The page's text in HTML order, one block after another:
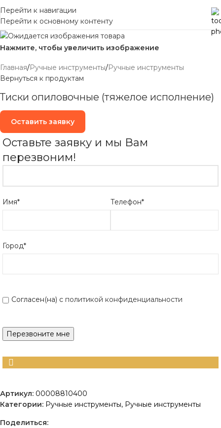
Перейти к навигации
Перейти к основному контенту
Нажмите, чтобы увеличить изображение
Главная/Ручные инструменты/Ручные инструменты
Вернуться к продуктам
Тиски опиловочные (тяжелое исполнение)
Оставить заявку
Оставьте заявку и мы Вам
перезвоним!
Имя* Телефон*
Город*
Согласен(на) с политикой конфиденциальности
Артикул: 00008810400
Категории: Ручные инструменты, Ручные инструменты
Поделиться: